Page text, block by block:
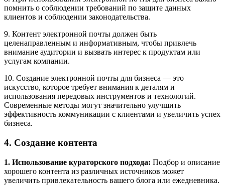
помнить о соблюдении требований по защите данных
клиентов и соблюдении законодательства.
9. Контент электронной почты должен быть
целенаправленным и информативным, чтобы привлечь
внимание аудитории и вызвать интерес к продуктам или
услугам компании.
10. Создание электронной почты для бизнеса — это
искусство, которое требует внимания к деталям и
использования передовых инструментов и технологий.
Современные методы могут значительно улучшить
эффективность коммуникации с клиентами и увеличить успех
бизнеса.
4. Создание контента
1. Использование кураторского подхода: Подбор и описание
хорошего контента из различных источников может
увеличить привлекательность вашего блога или ежедневника.